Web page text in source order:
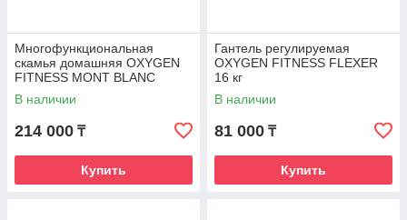
Многофункциональная
скамья домашняя OXYGEN
FITNESS MONT BLANC
В наличии
214 000 ₸
Купить
Гантель регулируемая
OXYGEN FITNESS FLEXER
16 кг
В наличии
81 000 ₸
Купить